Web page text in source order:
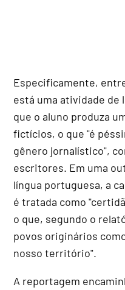
Especificamente,
está uma atividade de
que o aluno produza
fictícios, o que "é
gênero jornalístico",
escritores. Em uma
língua portuguesa, a
é tratada como
o que, segundo o
povos originários
nosso território".
A reportagem